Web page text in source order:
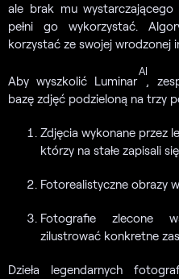
ale brak mu
pełni go wykorzystać.
korzystać ze swojej wrodzonej
Aby wyszkolić Luminar
AI
,
bazę zdjęć podzieloną na trzy
Zdjęcia wykonane przez
którzy na stałe zapisali
Fotorealistyczne obrazy
Fotografie zlecone
zilustrować konkretne
Dzieła legendarnych